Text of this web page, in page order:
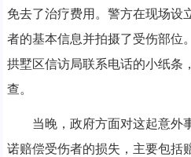
免去了治疗费用。警方在现场设
者的基本信息并拍摄了受伤部位
拱墅区信访局联系电话的小纸条
查。
当晚，政府方面对这起意外
诺赔偿受伤者的损失，主要包括